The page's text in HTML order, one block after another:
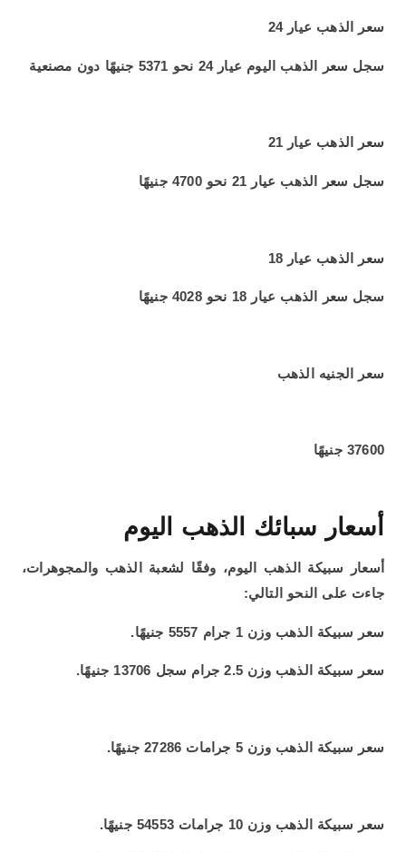
سعر الذهب عيار 24
سجل سعر الذهب اليوم عيار 24 نحو 5371 جنيهًا دون مصنعية
سعر الذهب عيار 21
سجل سعر الذهب عيار 21 نحو 4700 جنيهًا
سعر الذهب عيار 18
سجل سعر الذهب عيار 18 نحو 4028 جنيهًا
سعر الجنيه الذهب
37600 جنيهًا
أسعار سبائك الذهب اليوم
أسعار سبيكة الذهب اليوم، وفقًا لشعبة الذهب والمجوهرات،
جاءت على النحو التالي:
سعر سبيكة الذهب وزن 1 جرام 5557 جنيهًا.
سعر سبيكة الذهب وزن 2.5 جرام سجل 13706 جنيهًا.
سعر سبيكة الذهب وزن 5 جرامات 27286 جنيهًا.
سعر سبيكة الذهب وزن 10 جرامات 54553 جنيهًا.